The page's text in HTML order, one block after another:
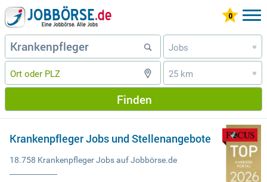
Jobs »
25 km »
Finden
Krankenpfleger Jobs und Stellenangebote
18.758 Krankenpfleger Jobs auf Jobbörse.de